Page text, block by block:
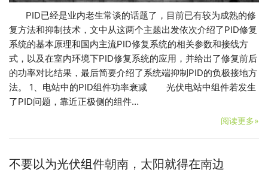
PID已经是业内老生常谈的话题了，目前已有较为成熟的修
复方法和抑制技术，文中从这两个主题出发依次介绍了PID修复
系统的基本原理和国内主流PID修复系统的相关参数和接线方
式，以及在室内环境下PID修复系统的应用，并给出了修复前后
的功率对比结果，最后简要介绍了系统端抑制PID的负极接地方
法。 1、电站中的PID组件功率衰减 光伏电站中组件若发生
了PID问题，靠近正极侧的组件…
阅读更多»
不要以为光伏组件朝南，太阳就得在南边